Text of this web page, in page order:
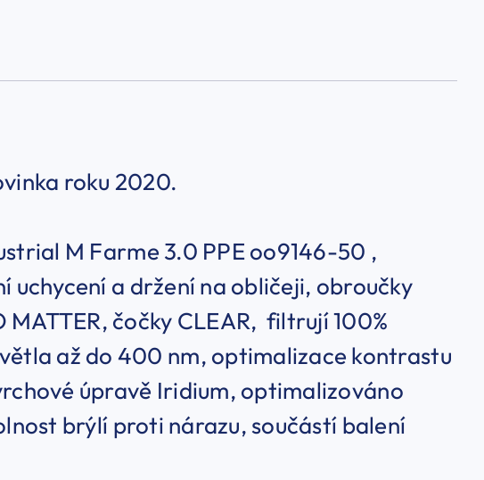
roku 2020.
M Farme 3.0 PPE oo9146-50 ,
a držení na obličeji, obroučky
čočky CLEAR, filtrují 100%
až do 400 nm, optimalizace kontrastu
úpravě Iridium, optimalizováno
brýlí proti nárazu, součástí balení